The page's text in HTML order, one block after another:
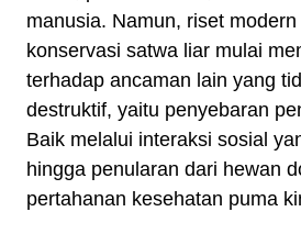
manusia. Namun, riset
konservasi satwa liar mulai
terhadap ancaman lain yang
destruktif, yaitu penyebaran
Baik melalui interaksi sosial
hingga penularan dari hewan
pertahanan kesehatan puma